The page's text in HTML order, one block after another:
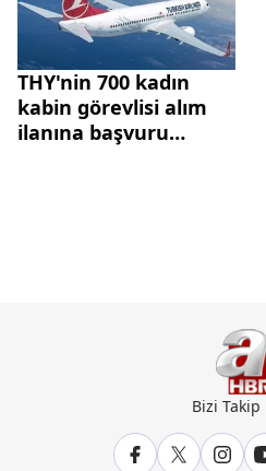
THY'nin 700 kadın
kabin görevlisi alım
ilanına başvuru
Bizi Takip